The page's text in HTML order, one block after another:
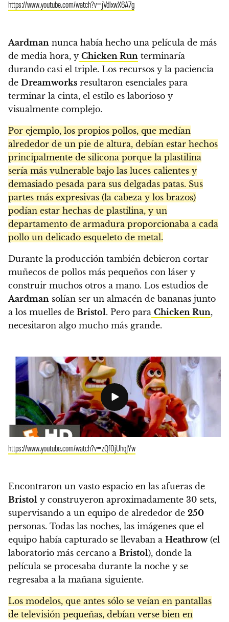
https://www.youtube.com/watch?v=jVdlxwX6A7g
Aardman nunca había hecho una película de más
de media hora, y Chicken Run terminaría
durando casi el triple. Los recursos y la paciencia
de Dreamworks resultaron esenciales para
terminar la cinta, el estilo es laborioso y
visualmente complejo.
Por ejemplo, los propios pollos, que medían
alrededor de un pie de altura, debían estar hechos
principalmente de silicona porque la plastilina
sería más vulnerable bajo las luces calientes y
demasiado pesada para sus delgadas patas. Sus
partes más expresivas (la cabeza y los brazos)
podían estar hechas de plastilina, y un
departamento de armadura proporcionaba a cada
pollo un delicado esqueleto de metal.
Durante la producción también debieron cortar
muñecos de pollos más pequeños con láser y
construir muchos otros a mano. Los estudios de
Aardman solían ser un almacén de bananas junto
a los muelles de Bristol. Pero para Chicken Run,
necesitaron algo mucho más grande.
https://www.youtube.com/watch?v=zQf0jUhqJYw
Encontraron un vasto espacio en las afueras de
Bristol y construyeron aproximadamente 30 sets,
supervisando a un equipo de alrededor de 250
personas. Todas las noches, las imágenes que el
equipo había capturado se llevaban a Heathrow(el
laboratorio más cercano a Bristol), donde la
película se procesaba durante la noche y se
regresaba a la mañana siguiente.
Los modelos, que antes sólo se veían en pantallas
de televisión pequeñas, debían verse bien en